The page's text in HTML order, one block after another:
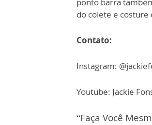
ponto barra
do colete e costure
Contato:
Instagram:
Youtube: Jackie
“Faça Você